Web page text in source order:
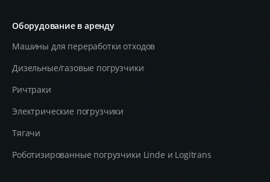
Оборудование в аренду
Машины для переработки отходов
Дизельные/газовые погрузчики
Ричтраки
Электрические погрузчики
Тягачи
Роботизированные погрузчики Linde и Logitrans